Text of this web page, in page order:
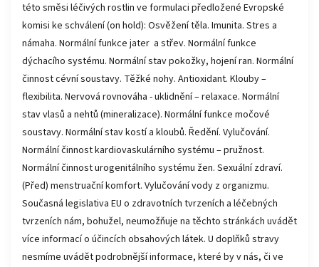
této směsi léčivých rostlin ve formulaci předložené Evropské
komisi ke schválení (on hold): Osvěžení těla. Imunita. Stres a
námaha. Normální funkce jater a střev. Normální funkce
dýchacího systému. Normální stav pokožky, hojení ran. Normální
činnost cévní soustavy. Těžké nohy. Antioxidant. Klouby –
flexibilita. Nervová rovnováha - uklidnění – relaxace. Normální
stav vlasů a nehtů (mineralizace). Normální funkce močové
soustavy. Normální stav kostí a kloubů. Ředění. Vylučování.
Normální činnost kardiovaskulárního systému – pružnost.
Normální činnost urogenitálního systému žen. Sexuální zdraví.
(Před) menstruační komfort. Vylučování vody z organizmu.
Současná legislativa EU o zdravotních tvrzeních a léčebných
tvrzeních nám, bohužel, neumožňuje na těchto stránkách uvádět
více informací o účincích obsahových látek. U doplňků stravy
nesmíme uvádět podrobnější informace, které by v nás, či ve